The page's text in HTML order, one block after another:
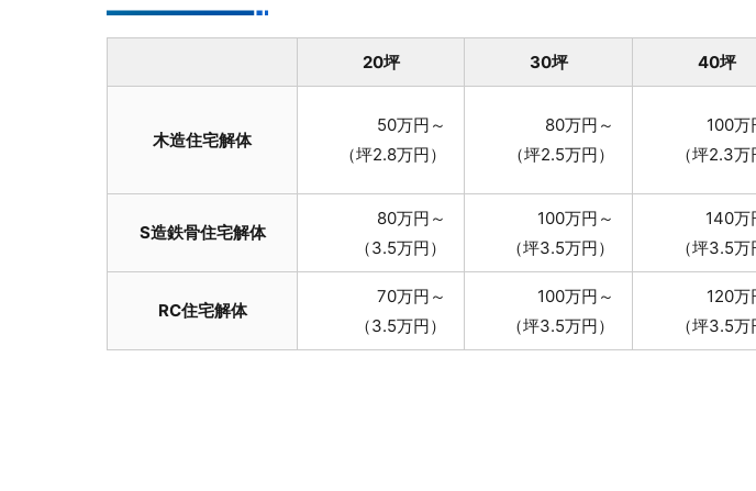
20坪 30坪 40坪
木造住宅解体
50万円～
（坪2.8万円）
80万円～
（坪2.5万円）
100万
（坪2.3万
S造鉄骨住宅解体
80万円～
（3.5万円）
100万円～
（坪3.5万円）
140万
（坪3.5万
RC住宅解体
70万円～
（3.5万円）
100万円～
（坪3.5万円）
120万
（坪3.5万